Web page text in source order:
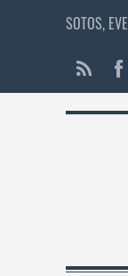
SOTOS,